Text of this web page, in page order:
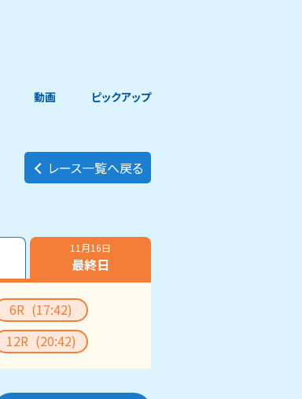
動画 ピックアップ
レース一覧へ戻る
11月16日
最終日
6R (17:42)
12R (20:42)